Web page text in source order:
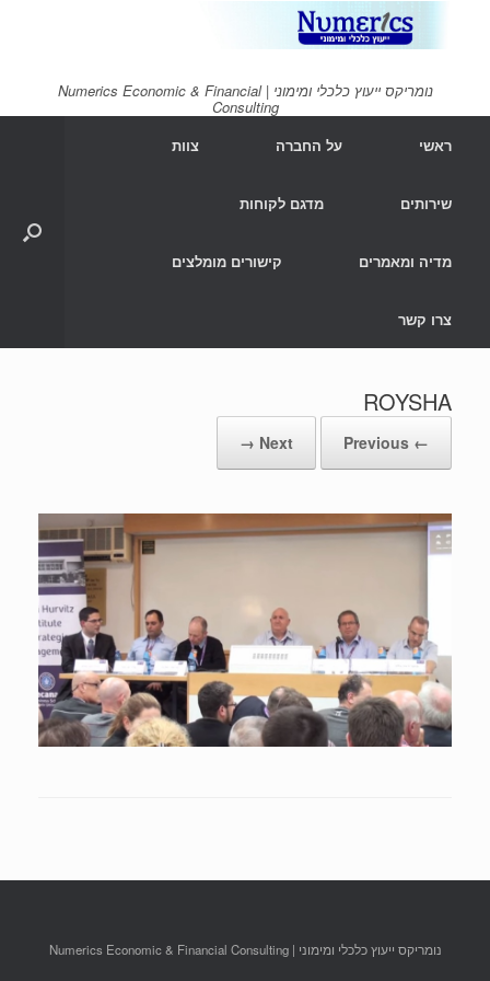
נומריקס ייעוץ כלכלי ומימוני | Numerics Economic & Financial
Consulting
ראשי
על החברה צוות
שירותים מדגם לקוחות
מדיה ומאמרים קישורים מומלצים
צרו קשר
ROYSHA
← Previous
Next →
נומריקס ייעוץ כלכלי ומימוני | Numerics Economic & Financial Consulting